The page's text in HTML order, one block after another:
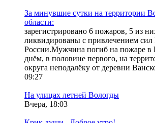
За минувшие сутки на территории
области:
зарегистрировано 6 пожаров, 5 из
ликвидированы с привлечением
России.Мужчина погиб на пожаре в
днём, в половине первого, на
округа неподалёку от деревни
09:27
На улицах летней Вологды
Вчера, 18:03